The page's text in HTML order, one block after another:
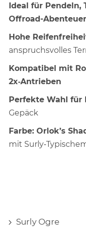
Ideal für Pendeln,
Offroad-Abenteuer
Hohe
anspruchsvolles
Kompatibel mit
2x‑Antrieben
Perfekte Wahl für
Gepäck
Farbe: Orlok’s
mit
Surly Ogre